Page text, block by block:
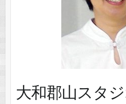
大和郡山スタ